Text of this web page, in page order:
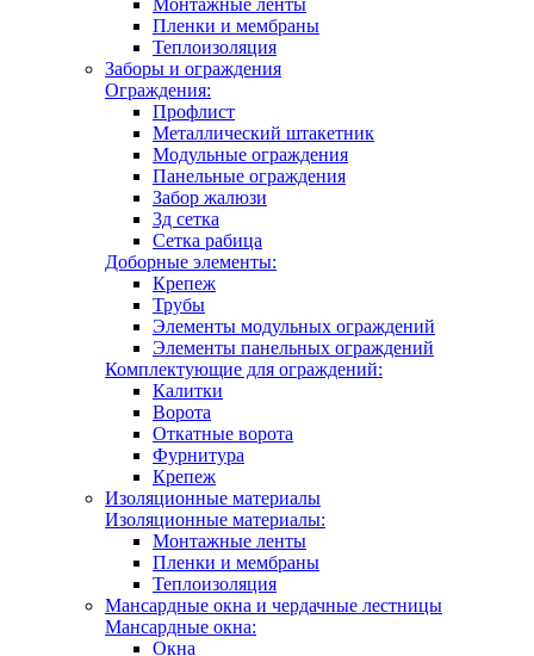
Пленки и мембраны
Теплоизоляция
Заборы и ограждения
Ограждения:
Профлист
Металлический штакетник
Модульные ограждения
Панельные ограждения
Забор жалюзи
3д сетка
Сетка рабица
Доборные элементы:
Крепеж
Трубы
Элементы модульных ограждений
Элементы панельных ограждений
Комплектующие для ограждений:
Калитки
Ворота
Откатные ворота
Фурнитура
Крепеж
Изоляционные материалы
Изоляционные материалы:
Монтажные ленты
Пленки и мембраны
Теплоизоляция
Мансардные окна и чердачные лестницы
Мансардные окна:
Окна